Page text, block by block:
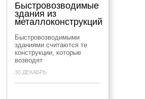
Быстровозводимые
здания из
металлоконструкций
Быстровозводимыми
зданиями считаются те
конструкции, которые
возводят
30 ДЕКАБРЬ